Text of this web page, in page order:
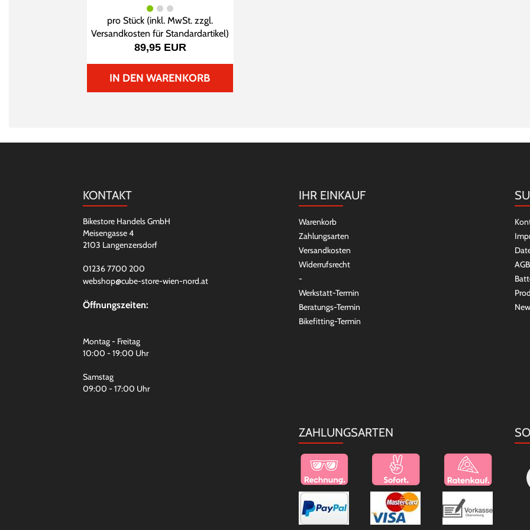
pro Stück (inkl. MwSt. zzgl.
Versandkosten für Standardartikel)
89,95 EUR
IN DEN WARENKORB
KONTAKT
Bikestore Handels GmbH
Meisengasse 4
2103 Langenzersdorf
01236 7700 200
webshop@cube-store-wien-nord.at
Öffnungszeiten:
Montag - Freitag
10:00 - 19:00 Uhr
Samstag
09:00 - 17:00 Uhr
IHR EINKAUF
Warenkorb
Zahlungsarten
Versandkosten
Widerrufsrecht
-
Werkstatt-Termin
Beratungs-Termin
Bikefitting-Termin
AGB
ZAHLUNGSARTEN